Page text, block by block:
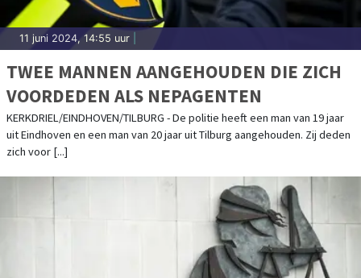
11 juni 2024, 14:55 uur
TWEE MANNEN AANGEHOUDEN DIE ZICH
VOORDEDEN ALS NEPAGENTEN
KERKDRIEL/EINDHOVEN/TILBURG - De politie heeft een man van 19 jaar
uit Eindhoven en een man van 20 jaar uit Tilburg aangehouden. Zij deden
zich voor [...]